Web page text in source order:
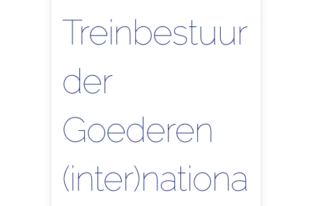
Treinbestuur
der
Goederen
(inter)nationa